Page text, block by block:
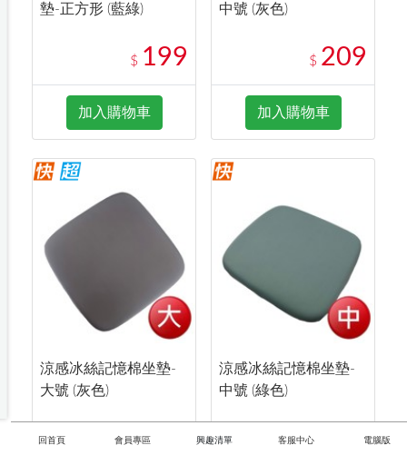
墊-正方形 (藍綠)
$ 199
加入購物車
中號 (灰色)
$ 209
加入購物車
涼感冰絲記憶棉坐墊-
大號 (灰色)
$ 239
涼感冰絲記憶棉坐墊-
中號 (綠色)
$ 209
回首頁 會員專區 興趣清單 客服中心 電腦版